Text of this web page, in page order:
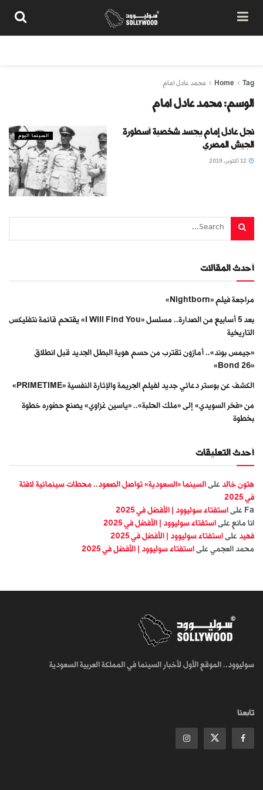
Home Tag محمد عادل امام
الوسم:محمد عادل امام
السينما اليوم
نجل عادل إمام يجسد شخصية أسطورة
الجيش المصري
أحدث المقالات
مراجعة فيلم «Nightborn»
بعد 5 أسابيع من الصدارة.. مسلسل «I Will Find You» يقتحم قائمة نتفليكس
التاريخية
«جيمس بوند».. أمازون تقترب من حسم هوية البطل الجديد قبل انطلاق
«Bond 26»
الكشف عن بوستر دعائي جديد لفيلم الجريمة والإثارة النفسية «PRIMETIME»
من «فخر السويدي» إلى «ملك الحلبة».. «ياسين غزاوي» يصنع حضوره خطوة
بخطوة
أحدث التعليقات
هتون خالد على السينما «السعودية» تواصل الصعود.. محطات سينمائية لافتة
في 2025
Fa على استفتاء سوليوود | الأفضل في 2025
انا مانع على استفتاء سوليوود | الأفضل في 2025
فهيد على استفتاء سوليوود | الأفضل في 2025
محمد العجمي على استفتاء سوليوود | الأفضل في 2025
سوليوود.. الموقع الأول لأخبار السينما في المملكة العربية السعودية
تابعنا